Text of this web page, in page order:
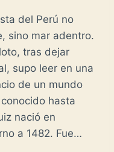
del Perú no
sino mar adentro.
tras dejar
supo leer en una
de un mundo
hasta
nació en
a 1482. Fue…